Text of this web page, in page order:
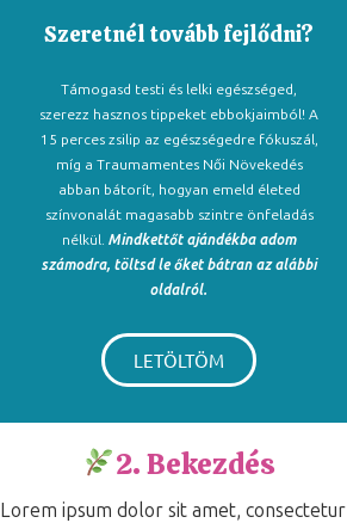
Szeretnél tovább fejlődni?
Támogasd testi és lelki egészséged,
szerezz hasznos tippeket ebbokjaimból! A
15 perces zsilip az egészségedre fókuszál,
míg a Traumamentes Női Növekedés
abban bátorít, hogyan emeld életed
színvonalát magasabb szintre önfeladás
nélkül. Mindkettőt ajándékba adom
számodra, töltsd le őket bátran az alábbi
oldalról.
LETÖLTÖM
2. Bekezdés
Lorem ipsum dolor sit amet, consectetur